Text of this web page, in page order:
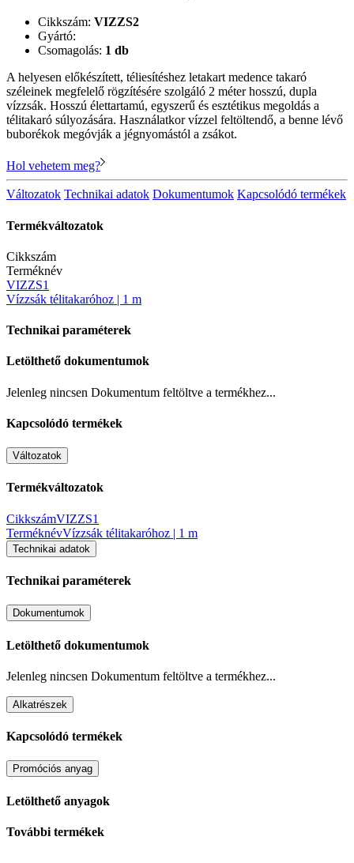
Cikkszám: VIZZS2
Gyártó:
Csomagolás: 1 db
A helyesen előkészített, téliesítéshez letakart medence takaró
széleinek megfelelő rögzítésére szolgáló 2 méter hosszú, dupla
vízzsák. Hosszú élettartamú, egyszerű és esztétikus megoldás a
télitakaró súlyozására. Használatkor vízzel feltöltendő, a benne lévő
buborékok megóvják a jégnyomástól a zsákot.
Hol vehetem meg?
Változatok Technikai adatok Dokumentumok Kapcsolódó termékek
Termékváltozatok
Cikkszám
Terméknév
VIZZS1
Vízzsák télitakaróhoz | 1 m
Technikai paraméterek
Letölthető dokumentumok
Jelenleg nincsen Dokumentum feltöltve a termékhez...
Kapcsolódó termékek
Változatok
Termékváltozatok
CikkszámVIZZS1
TerméknévVízzsák télitakaróhoz | 1 m
Technikai adatok
Technikai paraméterek
Dokumentumok
Letölthető dokumentumok
Jelenleg nincsen Dokumentum feltöltve a termékhez...
Alkatrészek
Kapcsolódó termékek
Promóciós anyag
Letölthető anyagok
További termékek